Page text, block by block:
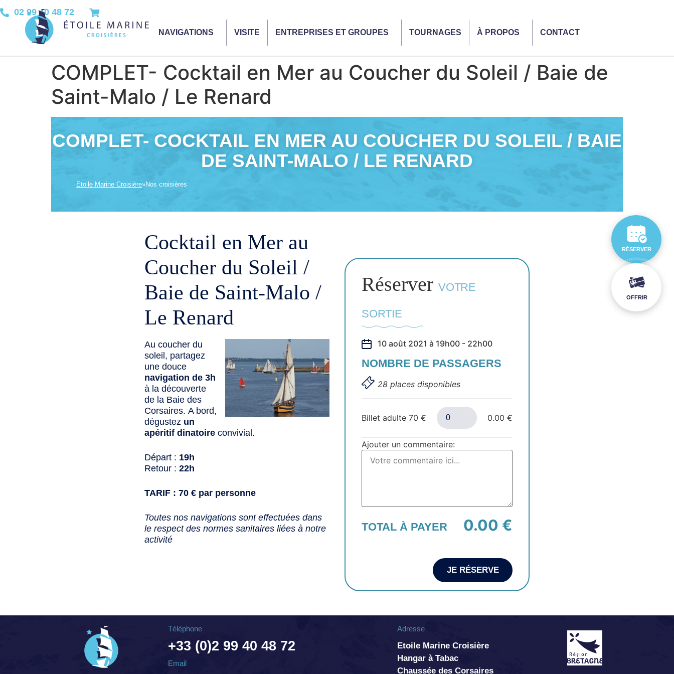
02 99 40 48 72
NAVIGATIONS VISITE ENTREPRISES ET GROUPES TOURNAGES À PROPOS CONTACT
COMPLET- Cocktail en Mer au Coucher du Soleil / Baie de
Saint-Malo / Le Renard
COMPLET- COCKTAIL EN MER AU COUCHER DU SOLEIL / BAIE
DE SAINT-MALO / LE RENARD
Etoile Marine Croisière»Nos croisières
Cocktail en Mer au
Coucher du Soleil /
Baie de Saint-Malo /
Le Renard
Au coucher du
soleil, partagez
une douce
navigation de 3h
à la découverte
de la Baie des
Corsaires. A bord,
dégustez un
apéritif dinatoire convivial.
Départ : 19h
Retour : 22h
TARIF : 70 € par personne
Toutes nos navigations sont effectuées dans
le respect des normes sanitaires liées à notre
activité
Réserver VOTRE
SORTIE
10 août 2021 à 19h00 - 22h00
NOMBRE DE PASSAGERS
28 places disponibles
Billet adulte 70 € 0.00 €
Ajouter un commentaire:
TOTAL À PAYER 0.00 €
JE RÉSERVE
Téléphone
+33 (0)2 99 40 48 72
Email
Adresse
Etoile Marine Croisière
Hangar à Tabac
Chaussée des Corsaires
RÉSERVER
OFFRIR